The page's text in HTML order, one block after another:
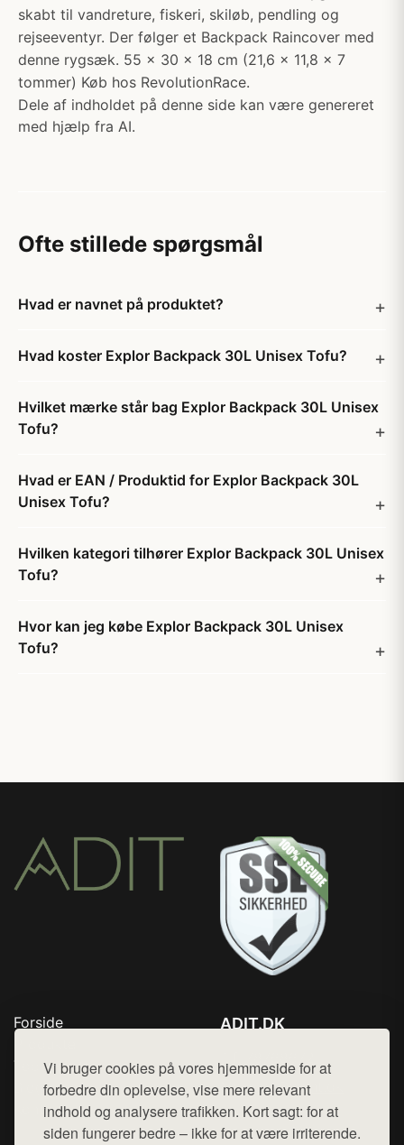
Vi bruger cookies på vores hjemmeside for at
forbedre din oplevelse, vise mere relevant
indhold og analysere trafikken. Kort sagt: for at
siden fungerer bedre – ikke for at være irriterende.
skabt til vandreture, fiskeri, skiløb, pendling og
rejseeventyr. Der følger et Backpack Raincover med
denne rygsæk. 55 x 30 x 18 cm (21,6 x 11,8 x 7
tommer) Køb hos RevolutionRace.
Dele af indholdet på denne side kan være genereret
med hjælp fra AI.
Ofte stillede spørgsmål
Hvad er navnet på produktet?
Hvad koster Explor Backpack 30L Unisex Tofu?
Hvilket mærke står bag Explor Backpack 30L Unisex
Tofu?
Hvad er EAN / Produktid for Explor Backpack 30L
Unisex Tofu?
Hvilken kategori tilhører Explor Backpack 30L Unisex
Tofu?
Hvor kan jeg købe Explor Backpack 30L Unisex
Tofu?
Forside
Top Rabatter
Blog
Kontakt
ADIT.DK
Mail: hej@want.dk
Cookie- og privatlivspolitik